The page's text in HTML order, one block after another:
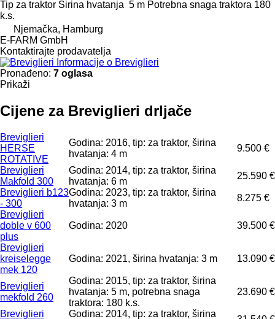
Tip za traktor Širina hvatanja 5 m Potrebna snaga traktora 180
k.s.
Njemačka, Hamburg
E-FARM GmbH
Kontaktirajte prodavatelja
Informacije o Breviglieri
Pronađeno: 7 oglasa
Prikaži
Cijene za Breviglieri drljače
Breviglieri
HERSE
ROTATIVE
Godina: 2016, tip: za traktor, širina
hvatanja: 4 m
9.500 €
Breviglieri
Makfold 300
Godina: 2014, tip: za traktor, širina
hvatanja: 6 m
25.590 €
Breviglieri b123
- 300
Godina: 2023, tip: za traktor, širina
hvatanja: 3 m
8.275 €
Breviglieri
doble v 600
plus
Godina: 2020 39.500 €
Breviglieri
kreiselegge
mek 120
Godina: 2021, širina hvatanja: 3 m 13.090 €
Breviglieri
mekfold 260
Godina: 2015, tip: za traktor, širina
hvatanja: 5 m, potrebna snaga
traktora: 180 k.s.
23.690 €
Breviglieri Godina: 2014, tip: za traktor, širina